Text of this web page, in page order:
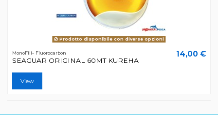
Prodotto disponibile con diverse opzioni
MonoFili- Fluorocarbon
SEAGUAR ORIGINAL 60MT KUREHA
14,00 €
View